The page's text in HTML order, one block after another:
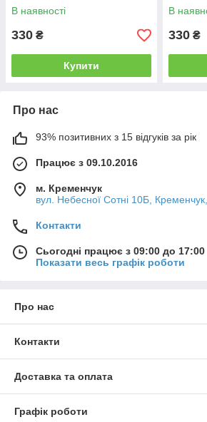
В наявності
330 ₴
Купити
В
330 ₴
Про нас
93% позитивних з 15 відгуків за рік
Працює з 09.10.2016
м. Кременчук
вул. Небесної Сотні 10Б,
Контакти
Сьогодні працює з 09:00 до 17:00
Показати весь графік роботи
Про нас
Контакти
Доставка та оплата
Графік роботи